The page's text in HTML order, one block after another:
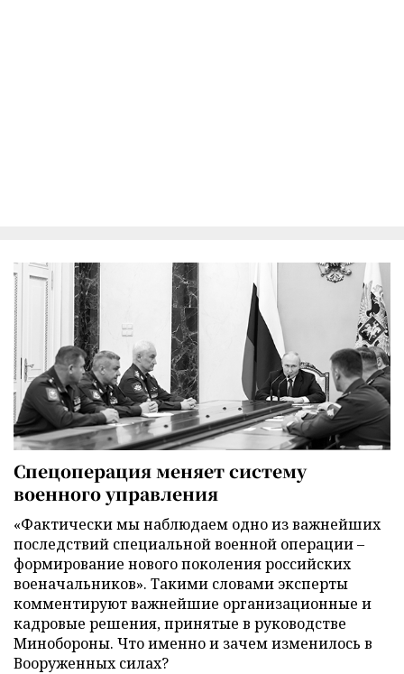
Спецоперация меняет систему
военного управления
«Фактически мы наблюдаем одно из важнейших
последствий специальной военной операции –
формирование нового поколения российских
военачальников». Такими словами эксперты
комментируют важнейшие организационные и
кадровые решения, принятые в руководстве
Минобороны. Что именно и зачем изменилось в
Вооруженных силах?